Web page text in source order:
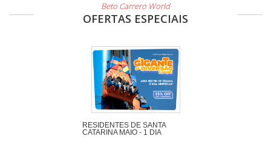
Beto Carrero World
OFERTAS ESPECIAIS
RESIDENTES DE SANTA
CATARINA MAIO - 1 DIA